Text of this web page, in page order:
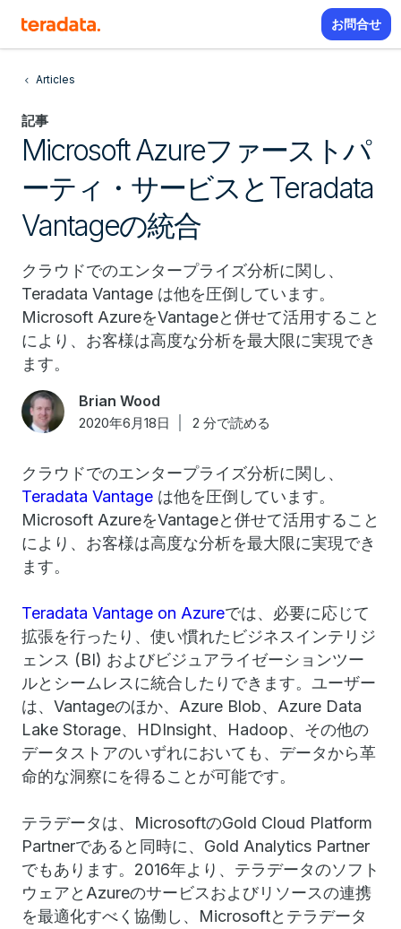
お問合せ
Articles
記事
Microsoft Azureファーストパ
ーティ・サービスとTeradata
Vantageの統合
クラウドでのエンタープライズ分析に関し、
Teradata Vantage は他を圧倒しています。
Microsoft AzureをVantageと併せて活用すること
により、お客様は高度な分析を最大限に実現でき
ます。
Brian Wood
2020年6月18日 2 分で読める
クラウドでのエンタープライズ分析に関し、
Teradata Vantage は他を圧倒しています。
Microsoft AzureをVantageと併せて活用すること
により、お客様は高度な分析を最大限に実現でき
ます。
Teradata Vantage on Azureでは、必要に応じて
拡張を行ったり、使い慣れたビジネスインテリジ
ェンス (BI) およびビジュアライゼーションツー
ルとシームレスに統合したりできます。ユーザー
は、Vantageのほか、Azure Blob、Azure Data
Lake Storage、HDInsight、Hadoop、その他の
データストアのいずれにおいても、データから革
命的な洞察にを得ることが可能です。
テラデータは、MicrosoftのGold Cloud Platform
Partnerであると同時に、Gold Analytics Partner
でもあります。2016年より、テラデータのソフト
ウェアとAzureのサービスおよびリソースの連携
を最適化すべく協働し、Microsoftとテラデータ